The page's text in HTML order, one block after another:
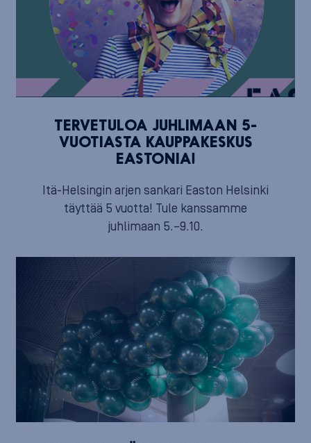
TERVETULOA JUHLIMAAN 5-
VUOTIASTA KAUPPAKESKUS
EASTONIA!
Itä-Helsingin arjen sankari Easton Helsinki
täyttää 5 vuotta! Tule kanssamme
juhlimaan 5.–9.10.